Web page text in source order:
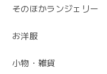
そのほかランジェリー
お洋服
小物・雑貨